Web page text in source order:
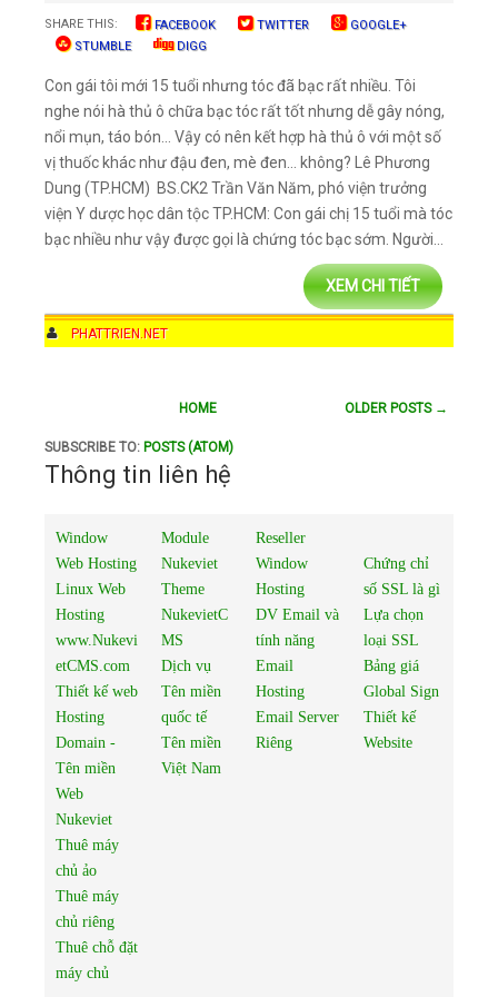
SHARE THIS: FACEBOOK TWITTER
GOOGLE+
STUMBLE
DIGG
Con gái tôi mới 15 tuổi nhưng tóc đã bạc rất nhiều. Tôi
nghe nói hà thủ ô chữa bạc tóc rất tốt nhưng dễ gây nóng,
nổi mụn, táo bón… Vậy có nên kết hợp hà thủ ô với một số
vị thuốc khác như đậu đen, mè đen… không? Lê Phương
Dung (TP.HCM) BS.CK2 Trần Văn Năm, phó viện trưởng
viện Y dược học dân tộc TP.HCM: Con gái chị 15 tuổi mà tóc
bạc nhiều như vậy được gọi là chứng tóc bạc sớm. Người...
XEM CHI TIẾT
AUTHOR
PHATTRIEN.NET
OLDER POSTS →
HOME
SUBSCRIBE TO: POSTS (ATOM)
Thông tin liên hệ
Window
Web Hosting
Linux Web
Hosting
www.Nukevi
etCMS.com
Thiết kế web
Hosting
Domain -
Tên miền
Web
Nukeviet
Thuê máy
chủ ảo
Thuê máy
chủ riêng
Thuê chỗ đặt
máy chủ
Module
Nukeviet
Theme
NukevietC
MS
Dịch vụ
Tên miền
quốc tế
Tên miền
Việt Nam
Reseller
Window
Hosting
DV Email và
tính năng
Email
Hosting
Email Server
Riêng
Chứng chỉ
số SSL là gì
Lựa chọn
loại SSL
Bảng giá
Global Sign
Thiết kế
Website